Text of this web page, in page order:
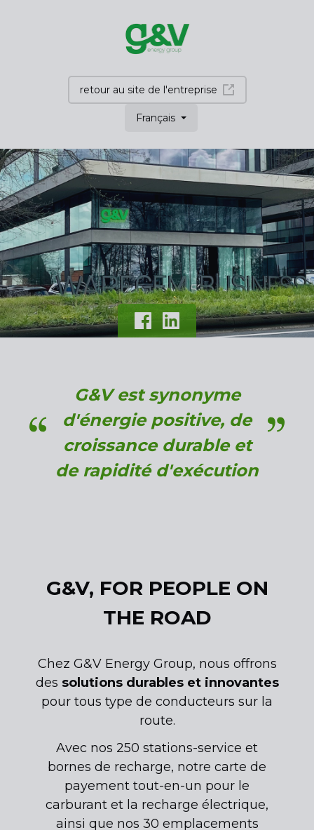
retour au site de l'entreprise
Français
G&V est synonyme
d'énergie positive, de
croissance durable et
de rapidité d'exécution
G&V, FOR PEOPLE ON
THE ROAD
Chez G&V Energy Group, nous offrons
des solutions durables et innovantes
pour tous type de conducteurs sur la
route.
Avec nos 250 stations-service et
bornes de recharge, notre carte de
payement tout-en-un pour le
carburant et la recharge électrique,
ainsi que nos 30 emplacements